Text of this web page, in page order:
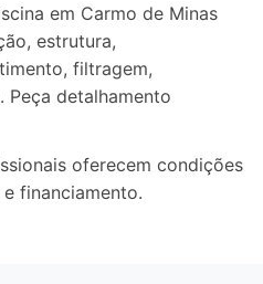
em Carmo de Minas
estrutura,
filtragem,
Peça detalhamento
oferecem condições
financiamento.